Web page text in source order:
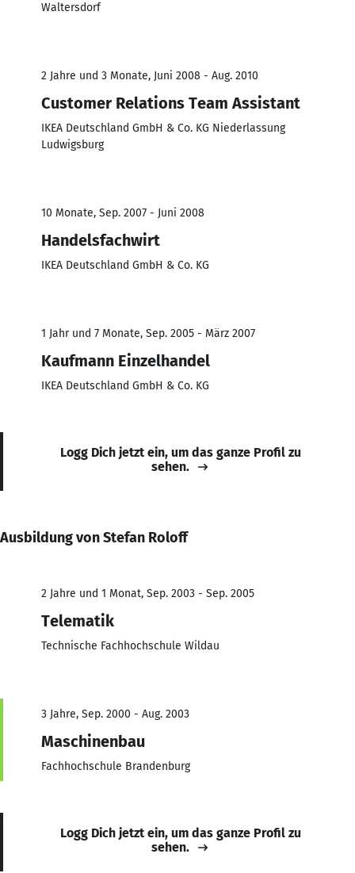
Waltersdorf
2 Jahre und 3 Monate, Juni 2008 - Aug. 2010
Customer Relations Team Assistant
IKEA Deutschland GmbH & Co. KG Niederlassung
Ludwigsburg
10 Monate, Sep. 2007 - Juni 2008
Handelsfachwirt
IKEA Deutschland GmbH & Co. KG
1 Jahr und 7 Monate, Sep. 2005 - März 2007
Kaufmann Einzelhandel
IKEA Deutschland GmbH & Co. KG
Logg Dich jetzt ein, um das ganze Profil zu
sehen.
Ausbildung von Stefan Roloff
2 Jahre und 1 Monat, Sep. 2003 - Sep. 2005
Telematik
Technische Fachhochschule Wildau
3 Jahre, Sep. 2000 - Aug. 2003
Maschinenbau
Fachhochschule Brandenburg
Logg Dich jetzt ein, um das ganze Profil zu
sehen.